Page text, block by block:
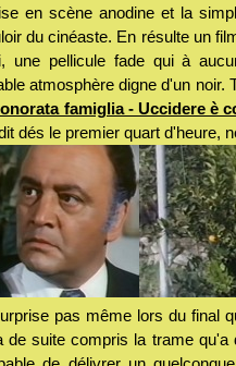
en scène anodine et la
du cinéaste. En résulte un
une pellicule fade qui à
atmosphère digne d'un noir.
famiglia - Uccidere è
dés le premier quart d'heure,
pas même lors du final
de suite compris la trame